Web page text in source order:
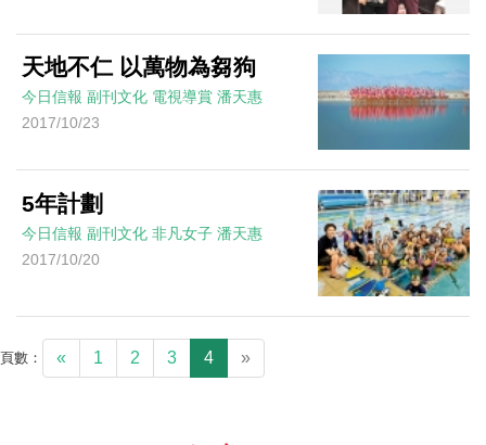
天地不仁 以萬物為芻狗
今日信報 副刊文化 電視導賞 潘天惠
2017/10/23
5年計劃
今日信報 副刊文化 非凡女子 潘天惠
2017/10/20
頁數： « 1 2 3 4 »